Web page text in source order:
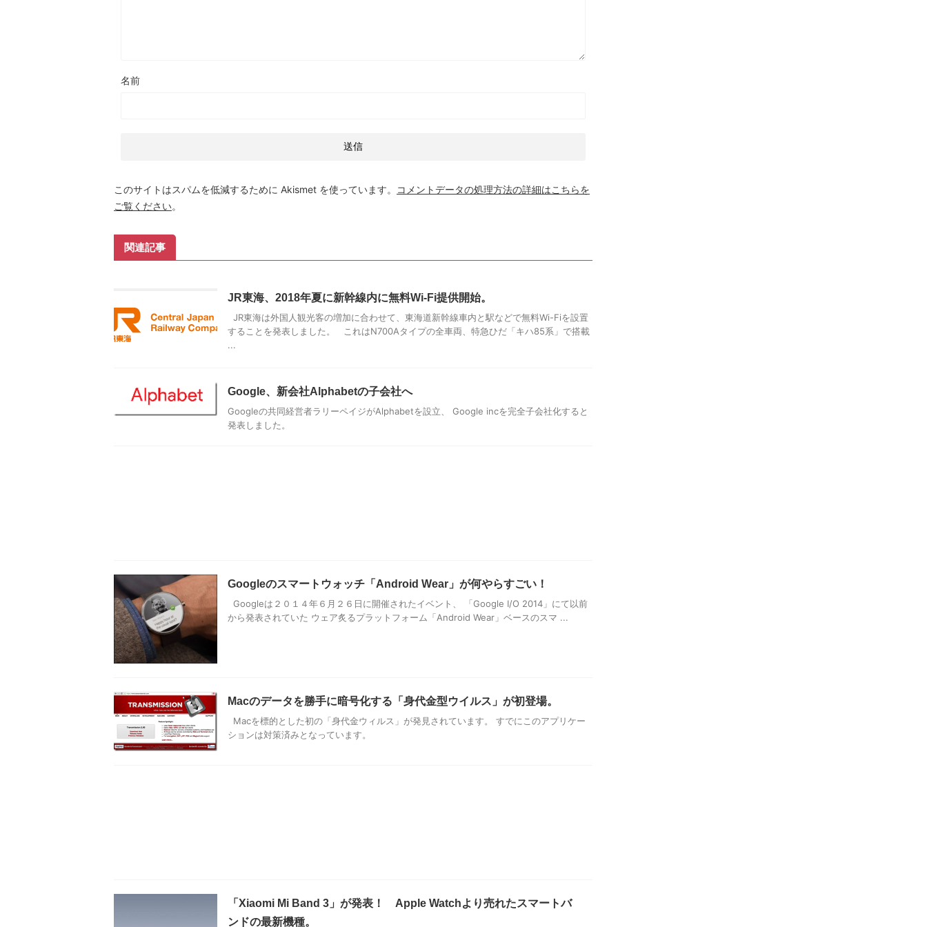
名前
このサイトはスパムを低減するために Akismet を使っています。
コメントデータの処理方法の詳細はこちらを
ご覧ください。
関連記事
JR東海、2018年夏に新幹線内に無料Wi-Fi提供開始。
JR東海は外国人観光客の増加に合わせて、東海道新幹線車内と駅などで無料Wi-Fiを設置
することを発表しました。 これはN700Aタイプの全車両、特急ひだ「キハ85系」で搭載
...
Google、新会社Alphabetの子会社へ
Googleの共同経営者ラリーペイジがAlphabetを設立、 Google incを完全子会社化すると
発表しました。
Googleのスマートウォッチ「Android Wear」が何やらすごい！
Googleは２０１４年６月２６日に開催されたイベント、 「Google I/O 2014」にて以前
から発表されていた ウェア炙るプラットフォーム「Android Wear」ベースのスマ ...
Macのデータを勝手に暗号化する「身代金型ウイルス」が初登場。
Macを標的とした初の「身代金ウィルス」が発見されています。 すでにこのアプリケー
ションは対策済みとなっています。
「Xiaomi Mi Band 3」が発表！ Apple Watchより売れたスマートバ
ンドの最新機種。